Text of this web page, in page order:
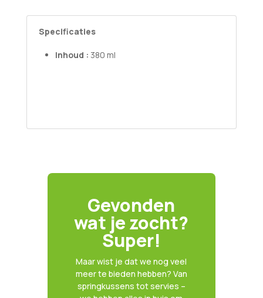
Specificaties
Inhoud : 380 ml
Gevonden
wat je zocht?
Super!
Maar wist je dat we nog veel
meer te bieden hebben? Van
springkussens tot servies –